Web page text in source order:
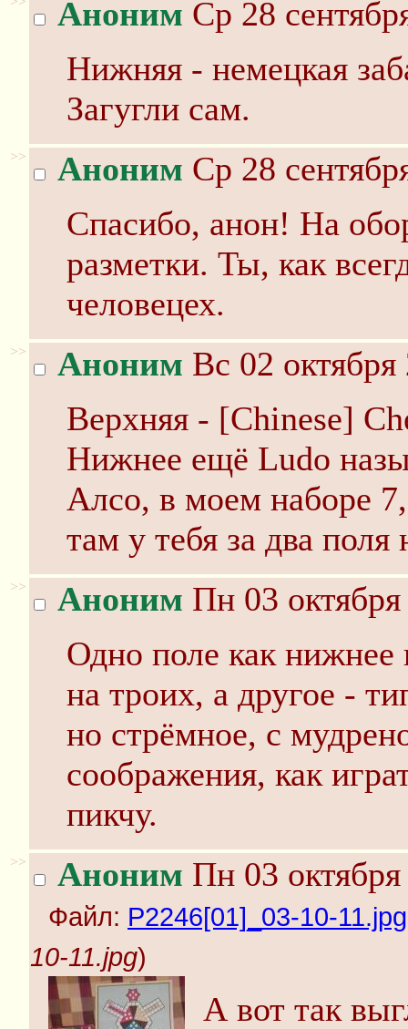
Аноним Ср 28
Нижняя - немецкая
Загугли сам.
>> Аноним Ср 28
Спасибо, анон! На
разметки. Ты, как
человецех.
>> Аноним Вс 02
Верхняя - [Chinese]
Нижнее ещё Ludo
Алсо, в моем наборе
там у тебя за два
>> Аноним Пн 03
Одно поле как нижнее
на троих, а другое -
но стрёмное, с
соображения, как
пикчу.
>> Аноним Пн 03
Файл: P2246[01]_03-10-11.jpg
10-11.jpg)
А вот так